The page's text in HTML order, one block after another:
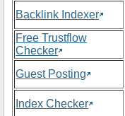
Backlink Indexer
Free Trustflow
Checker
Guest Posting
Index Checker